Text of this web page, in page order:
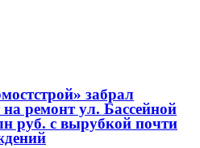
забрал
ремонт ул. Бассейной
руб. с вырубкой почти